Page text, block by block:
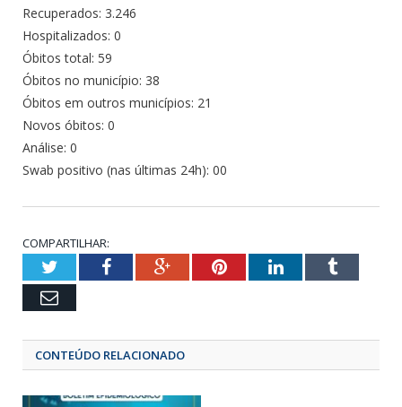
Recuperados: 3.246
Hospitalizados: 0
Óbitos total: 59
Óbitos no município: 38
Óbitos em outros municípios: 21
Novos óbitos: 0
Análise: 0
Swab positivo (nas últimas 24h): 00
COMPARTILHAR:
TwitterFacebookGoogle+Pinterest
LinkedIn
Email
CONTEÚDO RELACIONADO